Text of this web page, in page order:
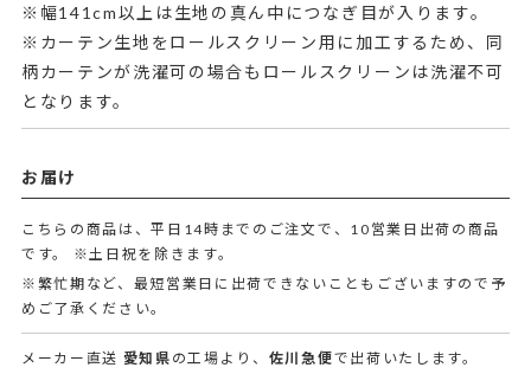
※幅141cm以上は生地の真ん中につなぎ目が入ります。
※カーテン生地をロールスクリーン用に加工するため、同
柄カーテンが洗濯可の場合もロールスクリーンは洗濯不可
となります。
お届け
こちらの商品は、平日14時までのご注文で、10営業日出荷の商品
です。
※土日祝を除きます。
※繁忙期など、最短営業日に出荷できないこともございますので予
めご了承ください。
メーカー直送 愛知県 の工場より、 佐川急便で出荷いたします。